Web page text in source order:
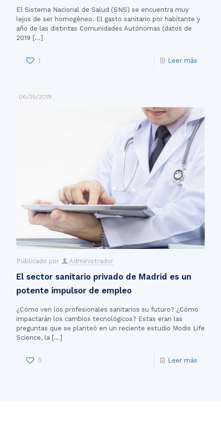
El Sistema Nacional de Salud (SNS) se encuentra muy
lejos de ser homogéneo. El gasto sanitario por habitante y
año de las distintas Comunidades Autónomas (datos de
2019 […]
1 Leer más
06/25/2019
Publicado por Administrador
El sector sanitario privado de Madrid es un
potente impulsor de empleo
¿Cómo ven los profesionales sanitarios su futuro? ¿Cómo
impactarán los cambios tecnológicos? Estas eran las
preguntas que se planteó en un reciente estudio Modis Life
Science, la […]
0 Leer más